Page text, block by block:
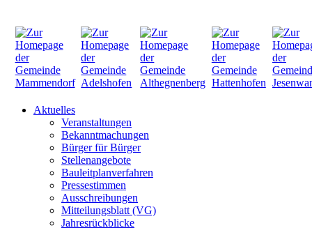
Aktuelles
Veranstaltungen
Bekanntmachungen
Bürger für Bürger
Stellenangebote
Bauleitplanverfahren
Pressestimmen
Ausschreibungen
Mitteilungsblatt (VG)
Jahresrückblicke